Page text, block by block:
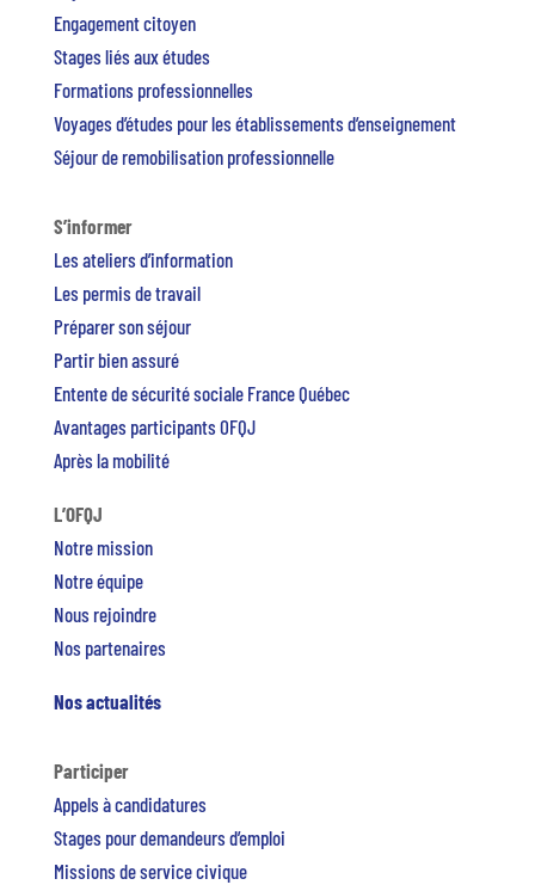
Engagement citoyen
Stages liés aux études
Formations professionnelles
Voyages d’études pour les établissements d’enseignement
Séjour de remobilisation professionnelle
S’informer
Les ateliers d’information
Les permis de travail
Préparer son séjour
Partir bien assuré
Entente de sécurité sociale France Québec
Avantages participants OFQJ
Après la mobilité
L’OFQJ
Notre mission
Notre équipe
Nous rejoindre
Nos partenaires
Nos actualités
Participer
Appels à candidatures
Stages pour demandeurs d’emploi
Missions de service civique